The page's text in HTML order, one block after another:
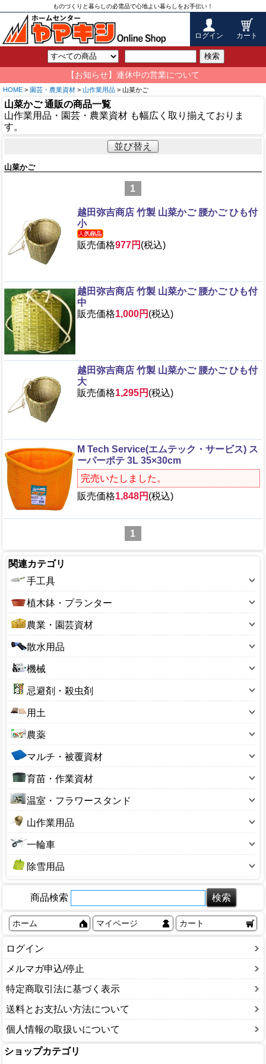
ものづくりと暮らしの必需品で心地よい暮らしをお手伝い！
ログイン カート
検索
【お知らせ】連休中の営業について
HOME > 園芸・農業資材 > 山作業用品 > 山菜かご
山菜かご 通販の商品一覧
山作業用品・園芸・農業資材 も幅広く取り揃えておりま
す。
並び替え
山菜かご
1
越田弥吉商店 竹製 山菜かご 腰かご ひも付
小
販売価格977円 (税込)
越田弥吉商店 竹製 山菜かご 腰かご ひも付
中
販売価格1,000円 (税込)
越田弥吉商店 竹製 山菜かご 腰かご ひも付
大
販売価格1,295円 (税込)
M Tech Service(エムテック・サービス) ス
ーパーポテ 3L 35×30cm
完売いたしました。
販売価格1,848円 (税込)
1
関連カテゴリ
手工具
斧
鋏(ハサミ)
鉈(ナタ)
のこぎり(園芸用)
スコップ
レーキ・くまで
押切り
掛矢(カケヤ)
鎌(カマ)
鍬(クワ)
穴あけ器
溝そうじ器
十能・火ばさみ
鶴嘴(ツルハシ)
砥石(園芸用)
楔(くさび)
盆栽用品
植木鉢・プランター
10～19型
20～29型
30～39型
40～49型
50～59型
60～69型
100～190型
200～290型
300～390型
400～490型
550型サイズ
650型サイズ
3号サイズ
4号サイズ
5号サイズ
6号サイズ
8号サイズ
9号サイズ
12号サイズ
13号サイズ
14号サイズ
その他サイズ
農業・園芸資材
アルミ線・結束タイ
フルイ(園芸用)
ボトル・容器
ポリ缶
ラベル
温度計
花台
杭・支柱
荒縄・こも
収穫コンテナ
収穫袋
生ゴミ処理
その他
散水用品
散水ホース
散水ノズル
散水パーツ
ホースリール
サニーホース
ジョウロ・水さし
スプリンクラー
ひしゃく・ロート
ホースバンド
ローリータンク
機械
刈払用品
芝刈用品
噴霧器・散布器
ガーデンシュレッダー
ナイロンコード
管理機・耕うん機
精米機・脱穀機
草焼きバーナー
忌避剤・殺虫剤
忌避剤
殺菌剤
殺虫剤
捕獲器
防鳥用品
用土
土のう袋
用土小袋
用土大袋
農薬
除草剤
植物成長調整剤
硫黄合剤・マシン油
マルチ・被覆資材
ビニールシート・マルチ
ブルーシート
園芸ネット
保温資材・寒冷遮
防草シート
育苗・作業資材
あぜ波
ガーデンチェア
ハウス部品
バスケット
塩水選容器
農機具補修用品
温室・フラワースタンド
ビニール温室
アルミ温室
フラワースタンド
山作業用品
熊よけ鈴
山菜かご
背負子（しょいこ）
一輪車
一輪車除雪用品
融雪ホース
雪かき・雪はね
除雪ダンプ
かんじき・スパイク
融雪剤・凍結剤
ソリ
商品検索
ホーム マイページ カート
ログイン
メルマガ申込/停止
特定商取引法に基づく表示
送料とお支払い方法について
個人情報の取扱いについて
ショップカテゴリ